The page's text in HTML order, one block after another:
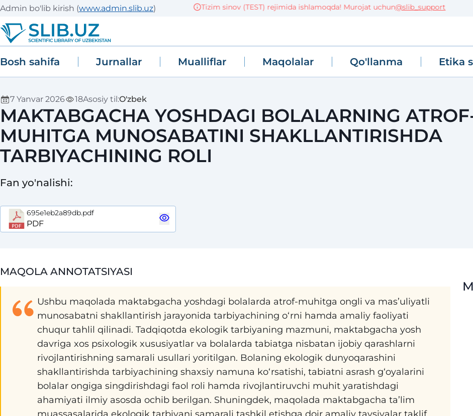
Admin bo'lib kirish (www.admin.slib.uz) Tizim sinov (TEST) rejimida ishlamoqda! Murojat uchun@slib_support
Bosh sahifa Jurnallar Mualliflar Maqolalar Qo'llanma Etika
7 Yanvar 2026 18Asosiy til:O'zbek
MAKTABGACHA YOSHDAGI BOLALARNING
MUHITGA MUNOSABATINI SHAKLLANTIRISHDA
TARBIYACHINING ROLI
Fan yo'nalishi:
695e1eb2a89db.pdf
PDF
MAQOLA ANNOTATSIYASI
Ushbu maqolada maktabgacha yoshdagi bolalarda atrof-muhitga ongli va mas’uliyatli
munosabatni shakllantirish jarayonida tarbiyachining o‘rni hamda amaliy faoliyati
chuqur tahlil qilinadi. Tadqiqotda ekologik tarbiyaning mazmuni, maktabgacha yosh
davriga xos psixologik xususiyatlar va bolalarda tabiatga nisbatan ijobiy qarashlarni
rivojlantirishning samarali usullari yoritilgan. Bolaning ekologik dunyoqarashini
shakllantirishda tarbiyachining shaxsiy namuna ko‘rsatishi, tabiatni asrash g‘oyalarini
bolalar ongiga singdirishdagi faol roli hamda rivojlantiruvchi muhit yaratishdagi
ahamiyati ilmiy asosda ochib berilgan. Shuningdek, maqolada maktabgacha ta’lim
muassasalarida ekologik tarbiyani samarali tashkil etishga doir amaliy tavsiyalar taklif